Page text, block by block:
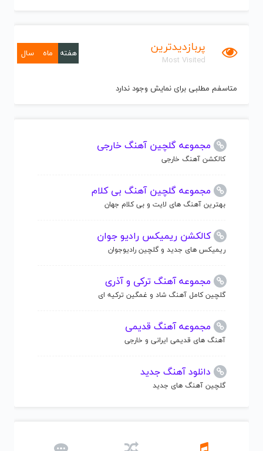
پربازدیدترین
Most Visited
هفته ماه سال
متاسفم مطلبی برای نمایش وجود ندارد
مجموعه گلچین آهنگ خارجی
کالکشن آهنگ خارجی
مجموعه گلچین آهنگ بی کلام
بهترین آهنگ های لایت و بی کلام جهان
کالکشن ریمیکس رادیو جوان
ریمیکس های جدید و گلچین رادیوجوان
مجموعه آهنگ ترکی و آذری
گلچین کامل آهنگ شاد و غمگین ترکیه ای
مجموعه آهنگ قدیمی
آهنگ های قدیمی ایرانی و خارجی
دانلود آهنگ جدید
گلچین آهنگ های جدید